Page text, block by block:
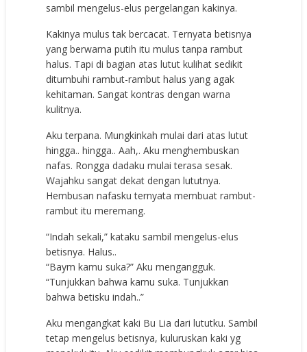
sambil mengelus-elus pergelangan kakinya.
Kakinya mulus tak bercacat. Ternyata betisnya
yang berwarna putih itu mulus tanpa rambut
halus. Tapi di bagian atas lutut kulihat sedikit
ditumbuhi rambut-rambut halus yang agak
kehitaman. Sangat kontras dengan warna
kulitnya.
Aku terpana. Mungkinkah mulai dari atas lutut
hingga.. hingga.. Aah,. Aku menghembuskan
nafas. Rongga dadaku mulai terasa sesak.
Wajahku sangat dekat dengan lututnya.
Hembusan nafasku ternyata membuat rambut-
rambut itu meremang.
“Indah sekali,” kataku sambil mengelus-elus
betisnya. Halus..
“Baym kamu suka?” Aku mengangguk.
“Tunjukkan bahwa kamu suka. Tunjukkan
bahwa betisku indah..”
Aku mengangkat kaki Bu Lia dari lututku. Sambil
tetap mengelus betisnya, kuluruskan kaki yg